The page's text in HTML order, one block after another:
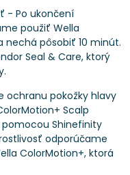
- Po ukončení
použiť Wella
nechá pôsobiť 10 minút.
Seal & Care, ktorý
ochranu pokožky hlavy
Scalp
Shinefinity
odporúčame
ColorMotion+, ktorá